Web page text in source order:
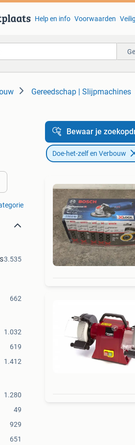
Help en info Voorwaarden
Gereedschap | Slijpmachines
3.535
662
1.032
619
1.412
1.280
49
929
651
Bewaar je
Doe-het-zelf en Verbouw